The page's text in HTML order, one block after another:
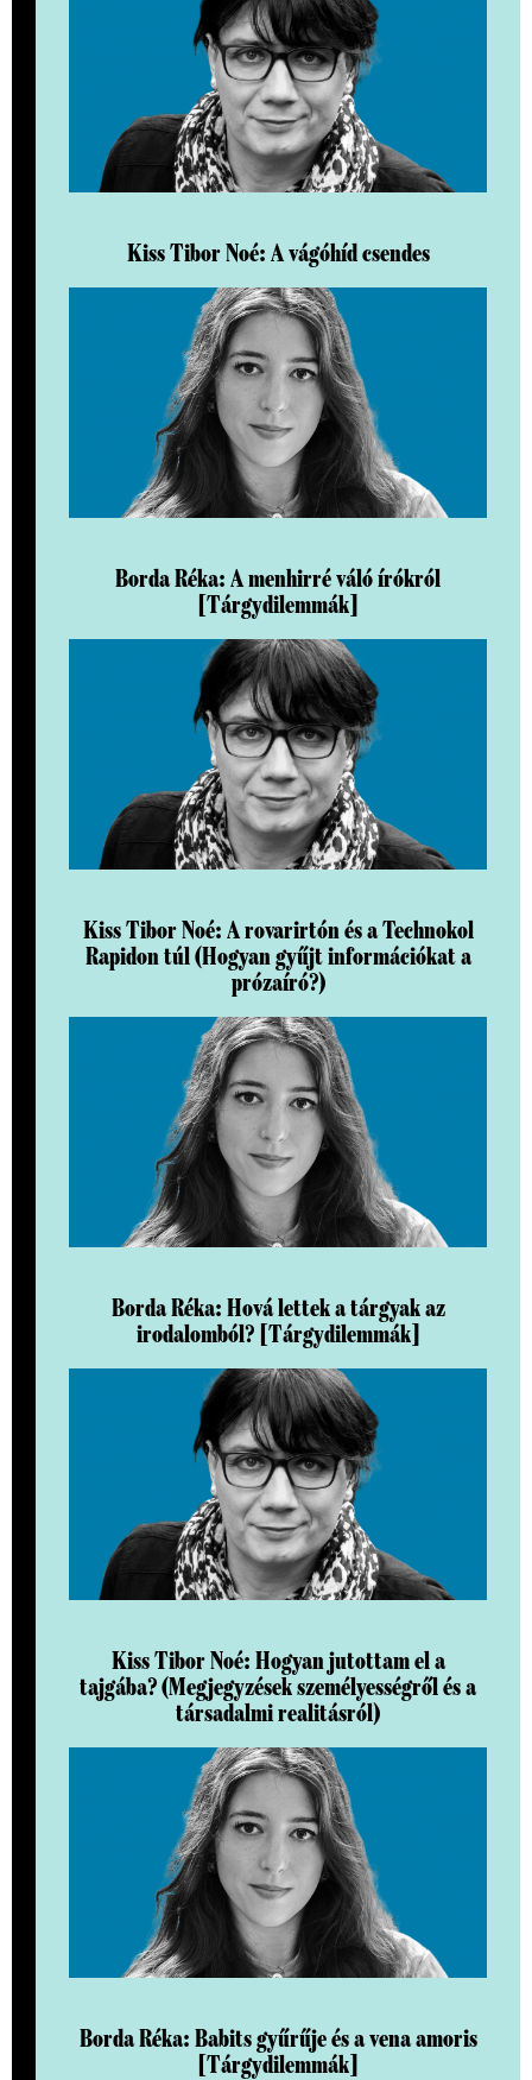
Kiss Tibor Noé: A vágóhíd csendes
Borda Réka: A menhirré váló írókról
[Tárgydilemmák]
Kiss Tibor Noé: A rovarirtón és a Technokol
Rapidon túl (Hogyan gyűjt információkat a
prózaíró?)
Borda Réka: Hová lettek a tárgyak az
irodalomból? [Tárgydilemmák]
Kiss Tibor Noé: Hogyan jutottam el a
tajgába? (Megjegyzések személyességről és a
társadalmi realitásról)
Borda Réka: Babits gyűrűje és a vena amoris
[Tárgydilemmák]